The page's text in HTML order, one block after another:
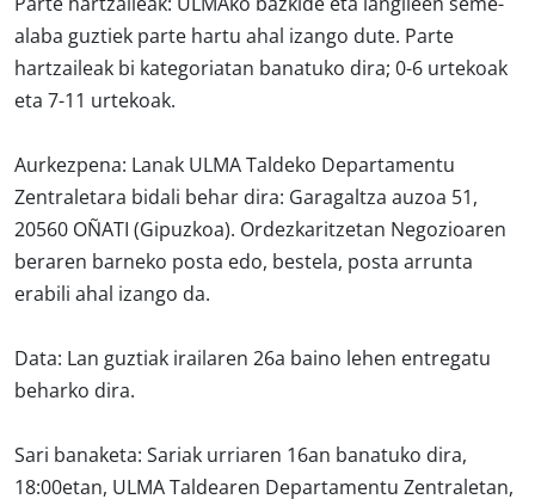
Parte hartzaileak: ULMAko bazkide eta langileen seme-
alaba guztiek parte hartu ahal izango dute. Parte
hartzaileak bi kategoriatan banatuko dira; 0-6 urtekoak
eta 7-11 urtekoak.
Aurkezpena: Lanak ULMA Taldeko Departamentu
Zentraletara bidali behar dira: Garagaltza auzoa 51,
20560 OÑATI (Gipuzkoa). Ordezkaritzetan Negozioaren
beraren barneko posta edo, bestela, posta arrunta
erabili ahal izango da.
Data: Lan guztiak irailaren 26a baino lehen entregatu
beharko dira.
Sari banaketa: Sariak urriaren 16an banatuko dira,
18:00etan, ULMA Taldearen Departamentu Zentraletan,